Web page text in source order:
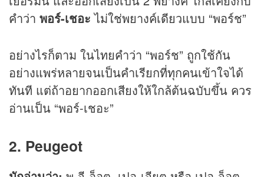
คำว่า พอร์-เชอะไม่ใช่พยางค์เดียวแบบ “พอร์ช”
อย่างไรก็ตาม ในไทยคำว่า “พอร์ช” ถูกใช้กัน
อย่างแพร่หลายจนเป็นคำเรียกที่ทุกคนเข้าใจได้
ทันที แต่ถ้าอยากออกเสียงให้ใกล้ต้นฉบับขึ้น ควร
อ่านเป็น “พอร์-เชอะ”
2. Peugeot